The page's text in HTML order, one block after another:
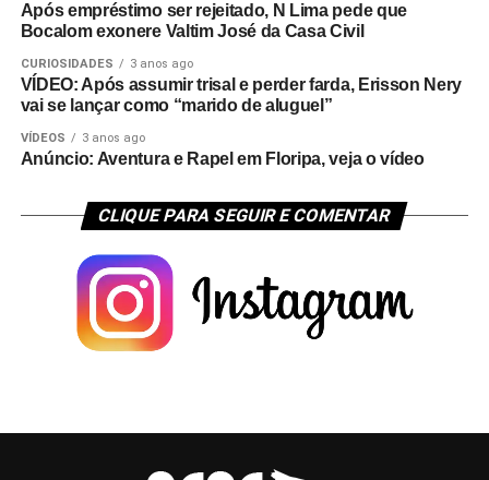
Após empréstimo ser rejeitado, N Lima pede que
Bocalom exonere Valtim José da Casa Civil
CURIOSIDADES 3 anos ago
VÍDEO: Após assumir trisal e perder farda, Erisson Nery
vai se lançar como “marido de aluguel”
VÍDEOS 3 anos ago
Anúncio: Aventura e Rapel em Floripa, veja o vídeo
CLIQUE PARA SEGUIR E COMENTAR